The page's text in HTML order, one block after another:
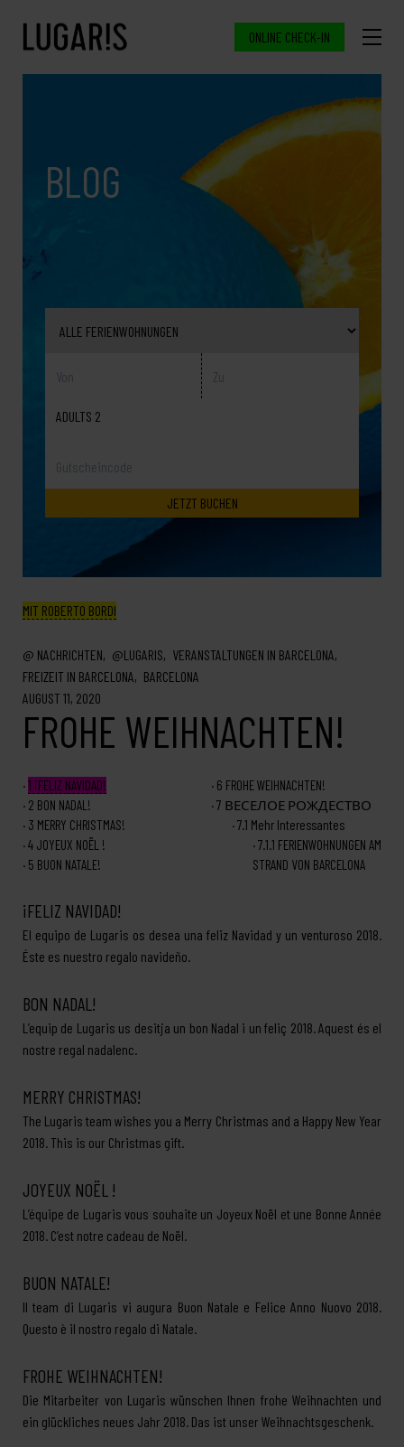
ONLINE CHECK-IN
BLOG
ADULTS 2
MIT ROBERTO BORDI
NACHRICHTEN @LUGARIS
VERANSTALTUNGEN IN BARCELONA
FREIZEIT IN BARCELONA
BARCELONA
AUGUST 11, 2020
FROHE WEIHNACHTEN!
1 ¡FELIZ NAVIDAD!
2 BON NADAL!
3 MERRY CHRISTMAS!
4 JOYEUX NOËL !
5 BUON NATALE!
6 FROHE WEIHNACHTEN!
7 ВЕСЕЛОЕ РОЖДЕСТВО
7.1 Mehr Interessantes
7.1.1 FERIENWOHNUNGEN AM
STRAND VON BARCELONA
¡FELIZ NAVIDAD!
El equipo de Lugaris os desea una feliz Navidad y un venturoso 2018.
Éste es nuestro regalo navideño.
BON NADAL!
L’equip de Lugaris us desitja un bon Nadal i un feliç 2018. Aquest és el
nostre regal nadalenc.
MERRY CHRISTMAS!
The Lugaris team wishes you a Merry Christmas and a Happy New Year
2018. This is our Christmas gift.
JOYEUX NOËL !
L’équipe de Lugaris vous souhaite un Joyeux Noël et une Bonne Année
2018. C’est notre cadeau de Noël.
BUON NATALE!
Il team di Lugaris vi augura Buon Natale e Felice Anno Nuovo 2018.
Questo è il nostro regalo di Natale.
FROHE WEIHNACHTEN!
Die Mitarbeiter von Lugaris wünschen Ihnen frohe Weihnachten und
ein glückliches neues Jahr 2018. Das ist unser Weihnachtsgeschenk.